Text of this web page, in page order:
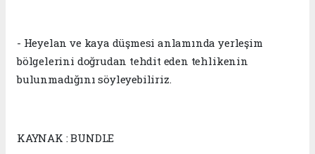
- Heyelan ve kaya düşmesi anlamında yerleşim
bölgelerini doğrudan tehdit eden tehlikenin
bulunmadığını söyleyebiliriz.
KAYNAK : BUNDLE